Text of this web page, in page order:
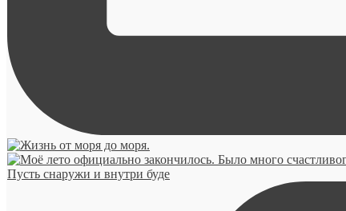
Пусть снаружи и внутри буде